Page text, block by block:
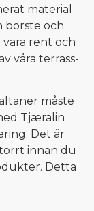
material
borste och
rent och
våra terrass-
måste
Tjæralin
Det är
innan du
Detta